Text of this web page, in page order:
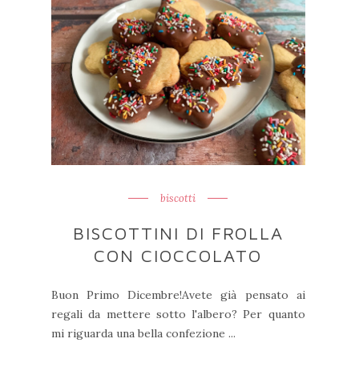
biscotti
BISCOTTINI DI FROLLA
CON CIOCCOLATO
Buon Primo Dicembre!Avete già pensato ai
regali da mettere sotto l'albero? Per quanto
mi riguarda una bella confezione ...